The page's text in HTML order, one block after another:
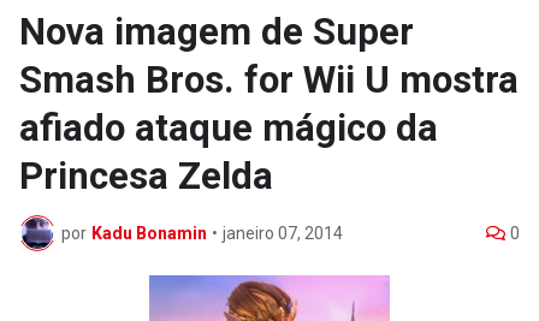
Nova imagem de Super
Smash Bros. for Wii U mostra
afiado ataque mágico da
Princesa Zelda
por Kadu Bonamin • janeiro 07, 2014 0